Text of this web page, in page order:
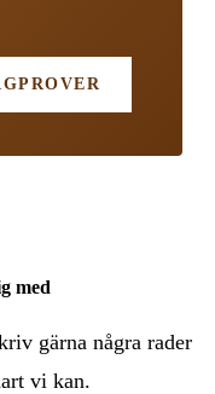
med
gärna några rader
vi kan.